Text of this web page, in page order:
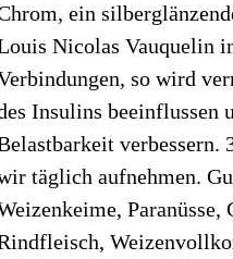
ein
Nicolas Vauquelin
so wird
Insulins beeinflussen
verbessern.
täglich aufnehmen.
Paranüsse,